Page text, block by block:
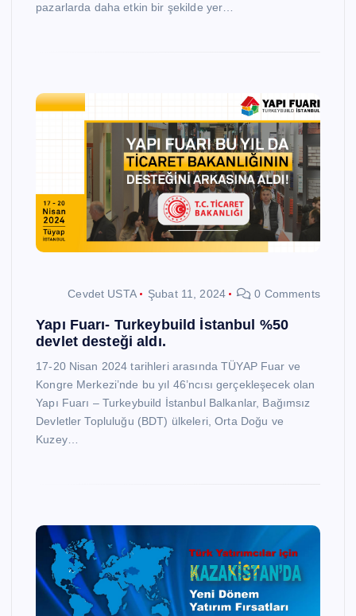
pazarlarda daha etkin bir şekilde yer…
Cevdet USTA Şubat 11, 2024 0 Comments
Yapı Fuarı- Turkeybuild İstanbul %50
devlet desteği aldı.
17-20 Nisan 2024 tarihleri arasında TÜYAP Fuar ve
Kongre Merkezi’nde bu yıl 46’ncısı gerçekleşecek olan
Yapı Fuarı – Turkeybuild İstanbul Balkanlar, Bağımsız
Devletler Topluluğu (BDT) ülkeleri, Orta Doğu ve
Kuzey…